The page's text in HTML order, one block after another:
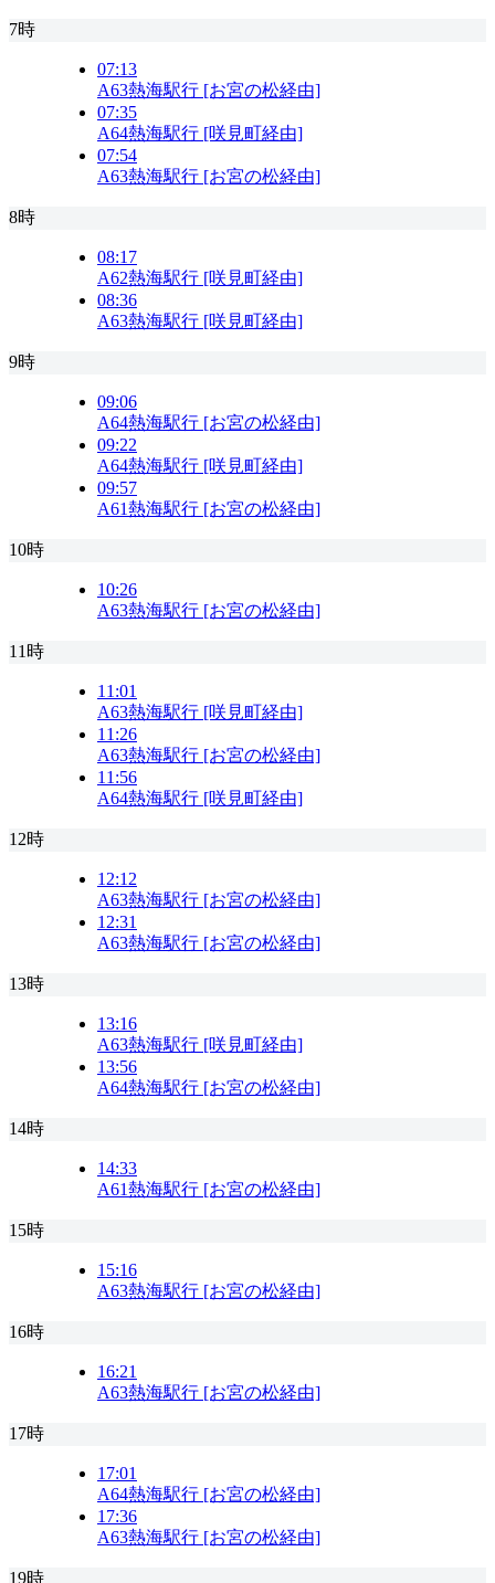
7時
07:13
A63熱海駅行 [お宮の松経由]
07:35
A64熱海駅行 [咲見町経由]
07:54
A63熱海駅行 [お宮の松経由]
8時
08:17
A62熱海駅行 [咲見町経由]
08:36
A63熱海駅行 [咲見町経由]
9時
09:06
A64熱海駅行 [お宮の松経由]
09:22
A64熱海駅行 [咲見町経由]
09:57
A61熱海駅行 [お宮の松経由]
10時
10:26
A63熱海駅行 [お宮の松経由]
11時
11:01
A63熱海駅行 [咲見町経由]
11:26
A63熱海駅行 [お宮の松経由]
11:56
A64熱海駅行 [咲見町経由]
12時
12:12
A63熱海駅行 [お宮の松経由]
12:31
A63熱海駅行 [お宮の松経由]
13時
13:16
A63熱海駅行 [咲見町経由]
13:56
A64熱海駅行 [お宮の松経由]
14時
14:33
A61熱海駅行 [お宮の松経由]
15時
15:16
A63熱海駅行 [お宮の松経由]
16時
16:21
A63熱海駅行 [お宮の松経由]
17時
17:01
A64熱海駅行 [お宮の松経由]
17:36
A63熱海駅行 [お宮の松経由]
19時